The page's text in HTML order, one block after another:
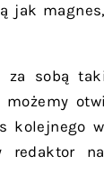
jak
za sobą
możemy
kolejnego